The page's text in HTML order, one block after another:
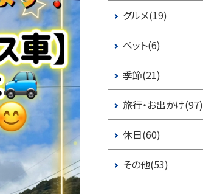
グルメ(19)
ペット(6)
季節(21)
旅行・お出かけ(97)
休日(60)
その他(53)